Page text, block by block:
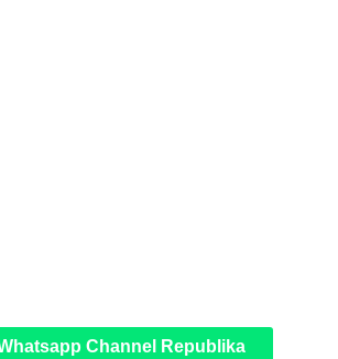
Channel Republika